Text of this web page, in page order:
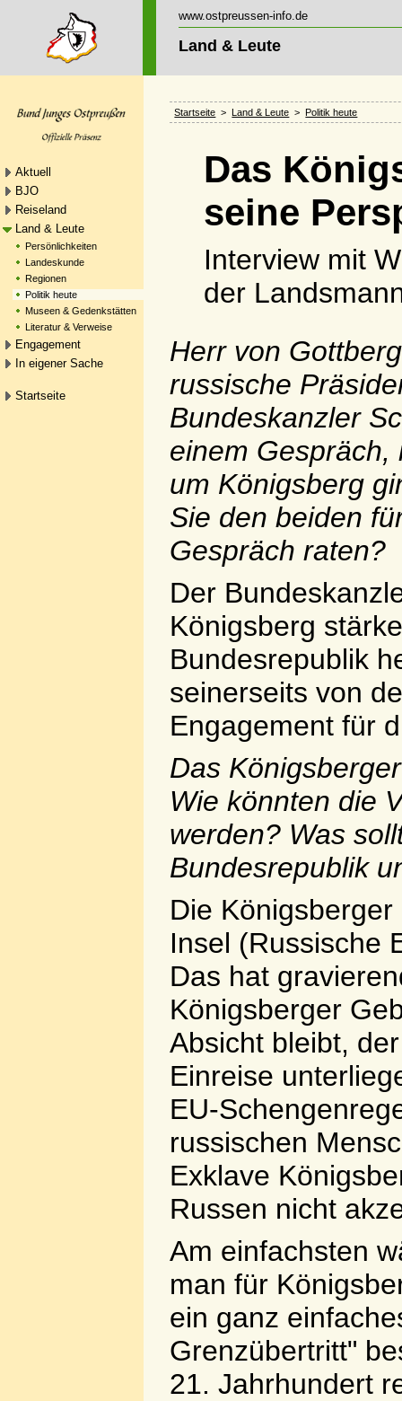
www.ostpreussen-info.de
Land & Leute
Aktuell
BJO
Reiseland
Land & Leute
Persönlichkeiten
Landeskunde
Regionen
Politik heute
Museen & Gedenkstätten
Literatur & Verweise
Engagement
In eigener Sache
Startseite
Startseite >Land & Leute >Politik heute
Das
seine
Interview mit
der
Herr von
russische
Bundeskanzler
einem Gespräch,
um Königsberg
Sie den beiden
Gespräch raten?
Der
Königsberg
Bundesrepublik
seinerseits von
Engagement für
Das
Wie könnten die
werden? Was
Bundesrepublik
Die
Insel (Russische
Das hat
Königsberger
Absicht bleibt,
Einreise
EU-
russischen
Exklave
Russen nicht
Am einfachsten
man für
ein ganz
Grenzübertritt"
21. Jahrhundert